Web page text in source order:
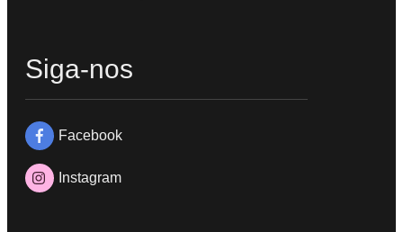
Siga-nos
Facebook
Instagram